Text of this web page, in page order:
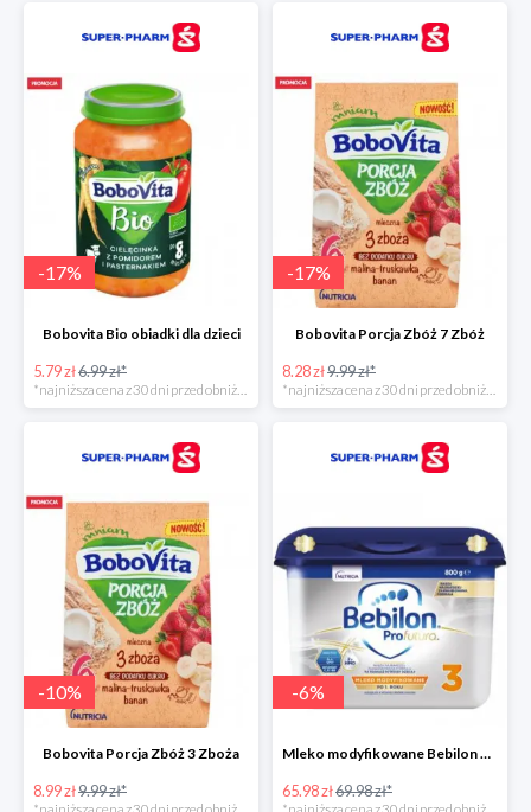
-17%
Bobovita Bio obiadki dla dzieci
5.79 zł6.99 zł*
-17%
Bobovita Porcja Zbóż 7 Zbóż
8.28 zł9.99 zł*
-10%
Bobovita Porcja Zbóż 3 Zboża
8.99 zł9.99 zł*
-6%
Mleko modyfikowane Bebilon Profutura 2, 3, 4 w promocyjnej cenie
65.98 zł69.98 zł*